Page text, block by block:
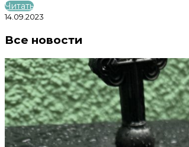
Читать
14.09.2023
Все новости